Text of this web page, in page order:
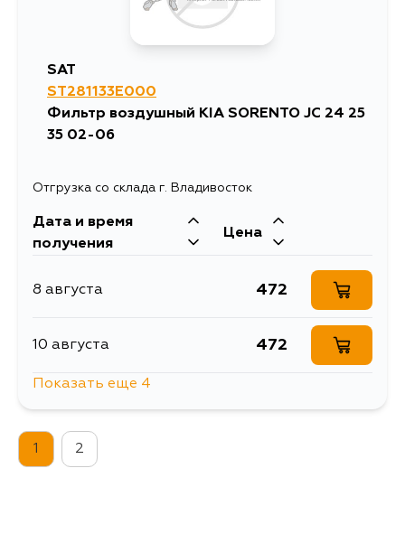
SAT
ST281133E000
Фильтр воздушный KIA SORENTO JC 24 25
35 02-06
Отгрузка со склада г. Владивосток
Дата и время
получения
Цена
8 августа 472
10 августа 472
15 августа
Показать еще 4
1 2